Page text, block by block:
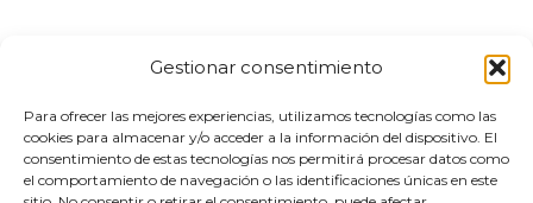
Gestionar consentimiento
Para ofrecer las mejores experiencias, utilizamos tecnologías como las
cookies para almacenar y/o acceder a la información del dispositivo. El
consentimiento de estas tecnologías nos permitirá procesar datos como
el comportamiento de navegación o las identificaciones únicas en este
Nadá en Puerto Pirámides